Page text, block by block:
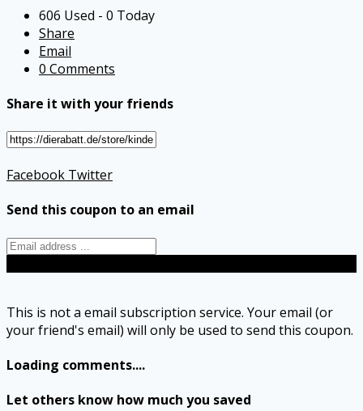
606 Used - 0 Today
Share
Email
0 Comments
Share it with your friends
Facebook Twitter
Send this coupon to an email
This is not a email subscription service. Your email (or
your friend's email) will only be used to send this coupon.
Loading comments....
Let others know how much you saved